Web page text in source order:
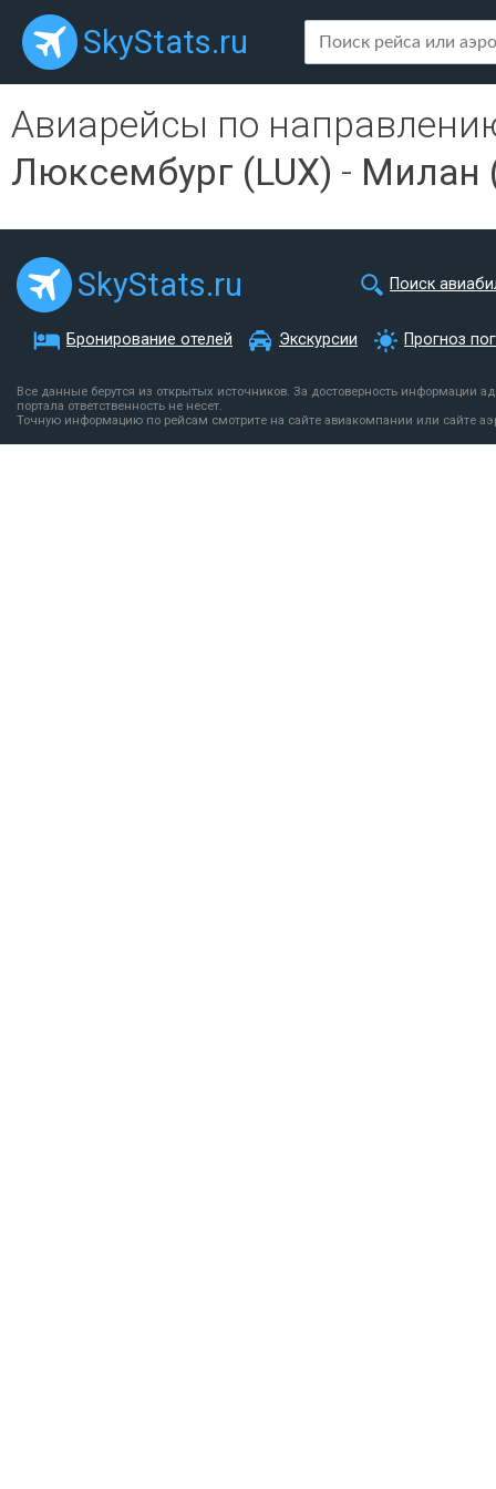
SkyStats.ru
Авиарейсы по
Люксембург (LUX) - Милан
SkyStats.ru Поиск
Бронирование отелей Экскурсии Прогноз
Все данные берутся из открытых источников. За достоверность информации
портала ответственность не несет.
Точную информацию по рейсам смотрите на сайте авиакомпании или сайте